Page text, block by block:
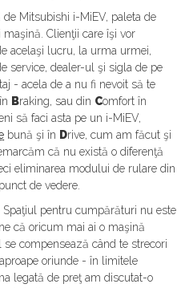
de Mitsubishi i-MiEV, paleta de
Clienţii care îşi vor
acelaşi lucru, la urma urmei,
service, dealer-ul şi sigla de pe
- acela de a nu fi nevoit să te
Braking, sau din Comfort în
să faci asta pe un i-MiEV,
bună şi în Drive, cum am făcut şi
că nu există o diferenţă
eliminarea modului de rulare din
de vedere.
Spaţiul pentru cumpărături nu este
că oricum mai ai o maşină
compensează când te strecori
oriunde - în limitele
legată de preţ am discutat-o